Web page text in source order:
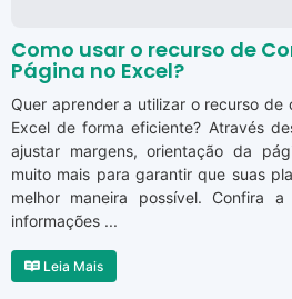
Como usar o recurso de
Página no Excel?
Quer aprender a utilizar o recurso
Excel de forma eficiente? Através
ajustar margens, orientação da
muito mais para garantir que suas
melhor maneira possível. Confira
informações ...
Leia Mais